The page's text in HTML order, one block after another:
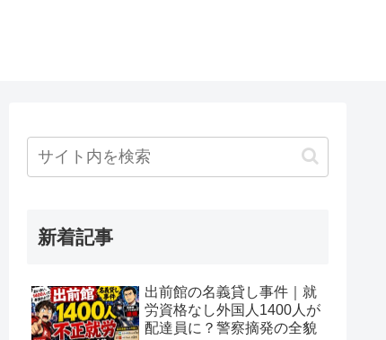
新着記事
出前館の名義貸し事件｜就
労資格なし外国人1400人が
配達員に？警察摘発の全貌